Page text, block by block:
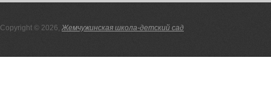
Copyright © 2026, Жемчужинская школа-детский сад